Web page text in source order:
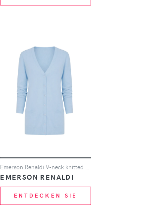
EMERSON RENALDI
ENTDECKEN SIE